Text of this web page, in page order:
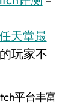
天堂最
玩家不
平台丰富